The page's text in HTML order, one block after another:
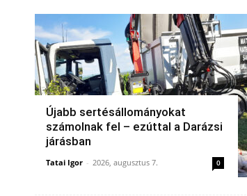
Újabb sertésállományokat
számolnak fel – ezúttal a Darázsi
járásban
Tatai Igor - 2026, augusztus 7. 0